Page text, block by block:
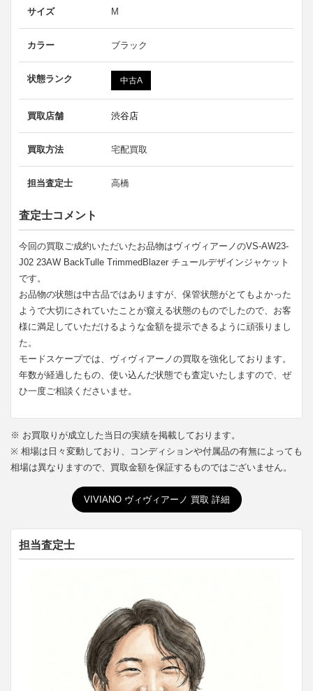
サイズ M
カラー ブラック
状態ランク 中古A
買取店舗 渋谷店
買取方法 宅配買取
担当査定士 高橋
査定士コメント
今回の買取ご成約いただいたお品物はヴィヴィアーノのVS-AW23-
J02 23AW BackTulle TrimmedBlazer チュールデザインジャケット
です。
お品物の状態は中古品ではありますが、保管状態がとてもよかった
ようで大切にされていたことが窺える状態のものでしたので、お客
様に満足していただけるような金額を提示できるように頑張りまし
た。
モードスケープでは、ヴィヴィアーノの買取を強化しております。
年数が経過したもの、使い込んだ状態でも査定いたしますので、ぜ
ひ一度ご相談くださいませ。
※ お買取りが成立した当日の実績を掲載しております。
※ 相場は日々変動しており、コンディションや付属品の有無によっても
相場は異なりますので、買取金額を保証するものではございません。
VIVIANO ヴィヴィアーノ 買取 詳細
担当査定士